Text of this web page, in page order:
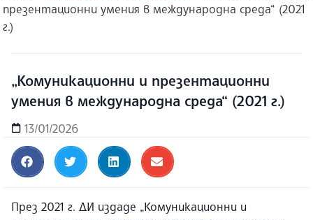
презентационни умения в международна среда“ (2021
г.)
„Комуникационни и презентационни
умения в международна среда“ (2021 г.)
13/01/2026
През 2021 г. ДИ издаде „Комуникационни и